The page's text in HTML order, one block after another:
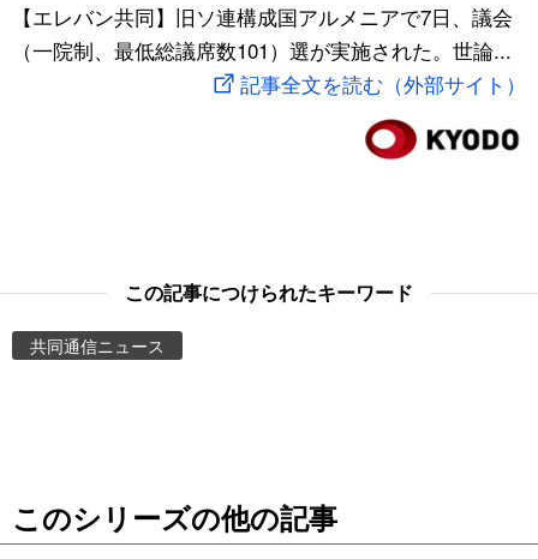
社会
スポーツ・東京2020
旅と暮らし
Images
暮らし
【エレバン共同】旧ソ連構成国アルメニアで7日、議会
（一院制、最低総議席数101）選が実施された。世論...
記事全文を読む（外部サイト）
この記事につけられたキーワード
共同通信ニュース
このシリーズの他の記事